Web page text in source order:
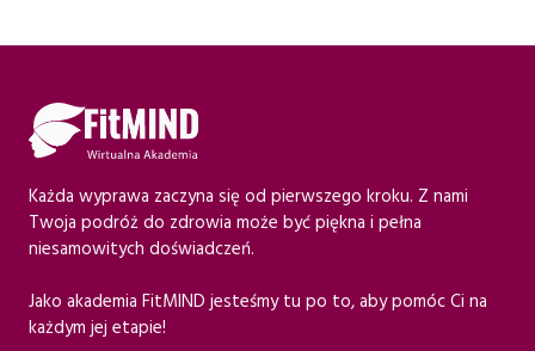
y
o
i
a
n
s
:
6
Każda wyprawa zaczyna się od pierwszego kroku. Z nami
Twoja podróż do zdrowia może być piękna i pełna
niesamowitych doświadczeń.
Jako akademia FitMIND jesteśmy tu po to, aby pomóc Ci na
każdym jej etapie!